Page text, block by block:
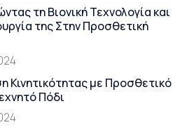
τη Βιονική Τεχνολογία και
της Στην Προσθετική
Κινητικότητας με Προσθετικό
Πόδι